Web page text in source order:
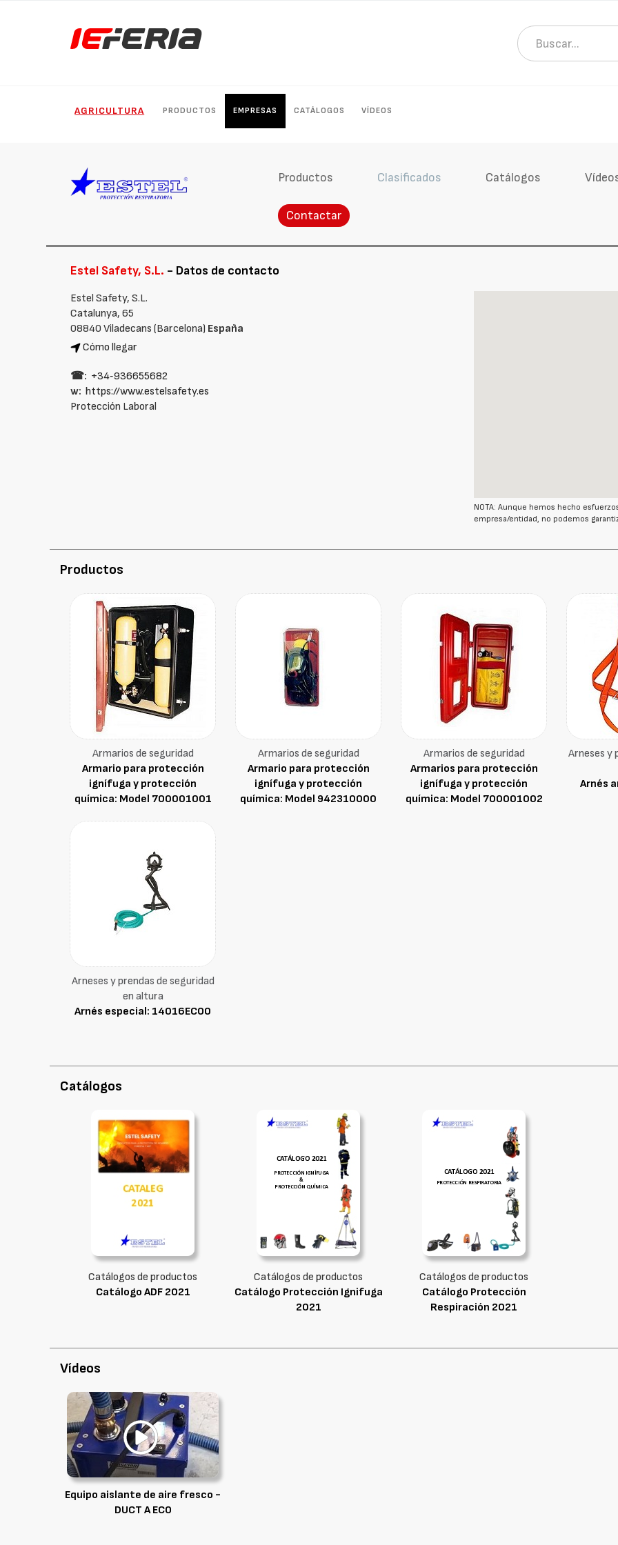
AGRICULTURA PRODUCTOS EMPRESAS CATÁLOGOS VÍDEOS
Productos Clasificados Catálogos
Contactar
Estel Safety, S.L. - Datos de contacto
Estel Safety, S.L.
Catalunya, 65
08840 Viladecans (Barcelona) España
Cómo llegar
☎: +34‑936655682
w:https://www.estelsafety.es
Protección Laboral
NOTA: Aunque hemos hecho
empresa/entidad, no podemos
Productos
Armarios de seguridad
Armario para protección
ignífuga y protección
química: Model 700001001
Armarios de seguridad
Armario para protección
ignífuga y protección
química: Model 942310000
Armarios de seguridad
Armarios para protección
ignífuga y protección
química: Model 700001002
Arneses y
Arnés
Arneses y prendas de seguridad
en altura
Arnés especial: 14016ECO0
Catálogos
Catálogos de productos
Catálogo ADF 2021
Catálogos de productos
Catálogo Protección Ignifuga
2021
Catálogos de productos
Catálogo Protección
Respiración 2021
Vídeos
Equipo aislante de aire fresco -
DUCT A ECO